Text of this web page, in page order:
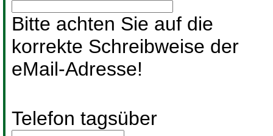
Bitte achten Sie auf die
korrekte Schreibweise der
eMail-Adresse!
Telefon tagsüber